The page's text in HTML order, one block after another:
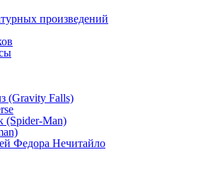
произведений
(Gravity Falls)
(Spider-Man)
Федора Нечитайло